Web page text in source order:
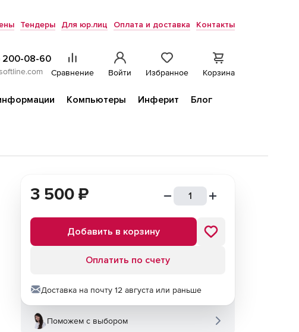
Тендеры Для юр.лиц Оплата и доставка Контакты
200-08-60
Сравнение Войти Избранное Корзина
Компьютеры Инферит
Блог
3 500 ₽
Добавить в корзину
Оплатить по счету
Доставка на почту 12 августа или раньше
Поможем с выбором